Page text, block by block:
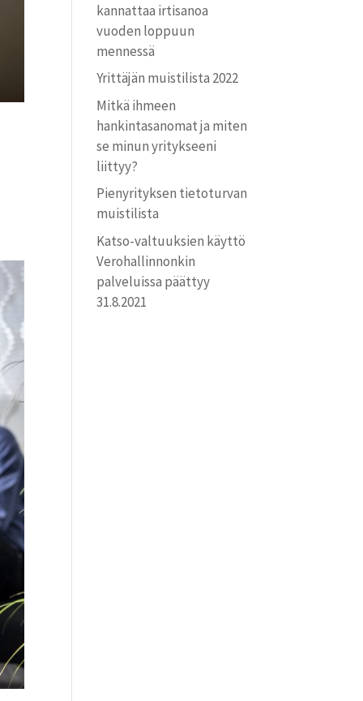
kannattaa irtisanoa
vuoden loppuun
mennessä
Yrittäjän muistilista 2022
Mitkä ihmeen
hankintasanomat ja miten
se minun yritykseeni
liittyy?
Pienyrityksen tietoturvan
muistilista
Katso-valtuuksien käyttö
Verohallinnonkin
palveluissa päättyy
31.8.2021